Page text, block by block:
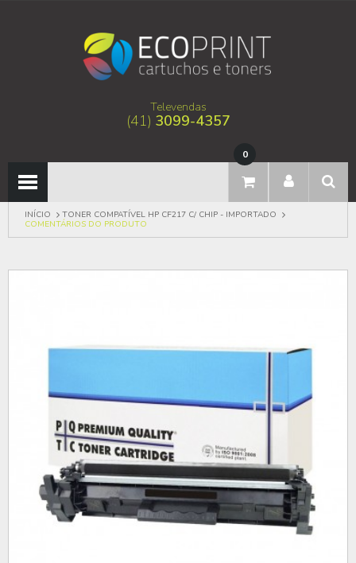
Televendas
(41) 3099-4357
0
INÍCIO
TONER COMPATÍVEL HP CF217 C/ CHIP - IMPORTADO
COMENTÁRIOS DO PRODUTO